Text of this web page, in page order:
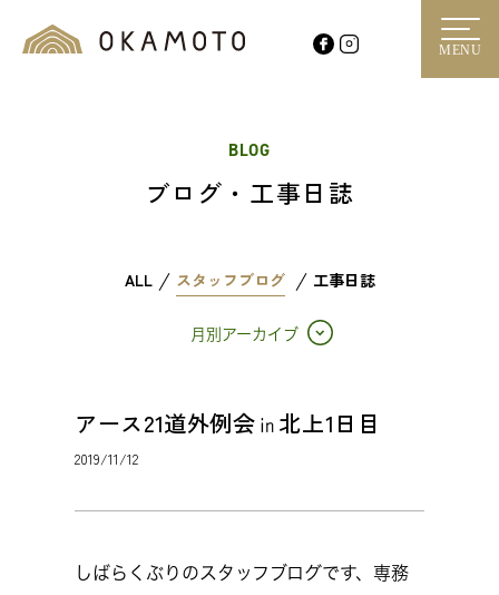
MENU
BLOG
ブログ・工事日誌
ALL スタッフブログ 工事日誌
月別アーカイブ
アース21道外例会㏌北上1日目
2019/11/12
しばらくぶりのスタッフブログです、専務